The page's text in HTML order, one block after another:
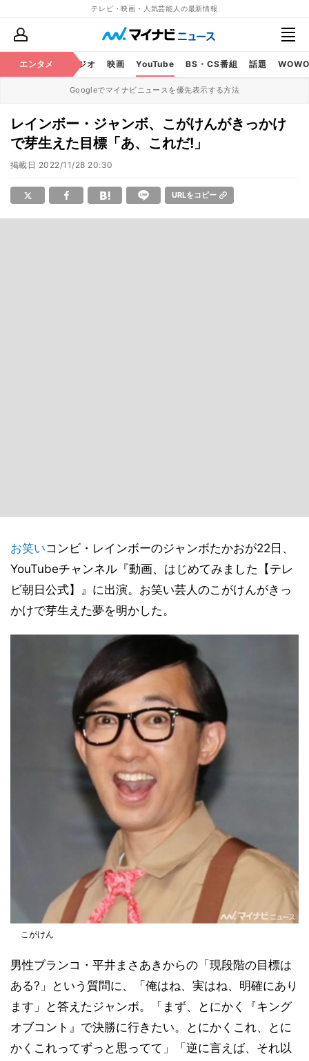
テレビ・映画・人気芸能人の最新情報
エンタメ
テレビ ラジオ 映画 YouTube BS・CS番組 話題
Googleでマイナビニュースを優先表示する方法
レインボー・ジャンボ、こがけんがきっかけ
で芽生えた目標「あ、これだ!」
掲載日 2022/11/28 20:30
URLをコピー
お笑いコンビ・レインボーのジャンボたかおが22日、
YouTubeチャンネル『動画、はじめてみました【テレ
ビ朝日公式】』に出演。お笑い芸人のこがけんがきっ
かけで芽生えた夢を明かした。
こがけん
男性ブランコ・平井まさあきからの「現段階の目標は
ある?」という質問に、「俺はね、実はね、明確にあり
ます」と答えたジャンボ。「まず、とにかく『キング
オブコント』で決勝に行きたい。とにかくこれ、とに
かくこれってずっと思ってて」「逆に言えば、それ以